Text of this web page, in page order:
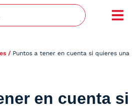
/ Puntos a tener en cuenta si quieres una
en cuenta si